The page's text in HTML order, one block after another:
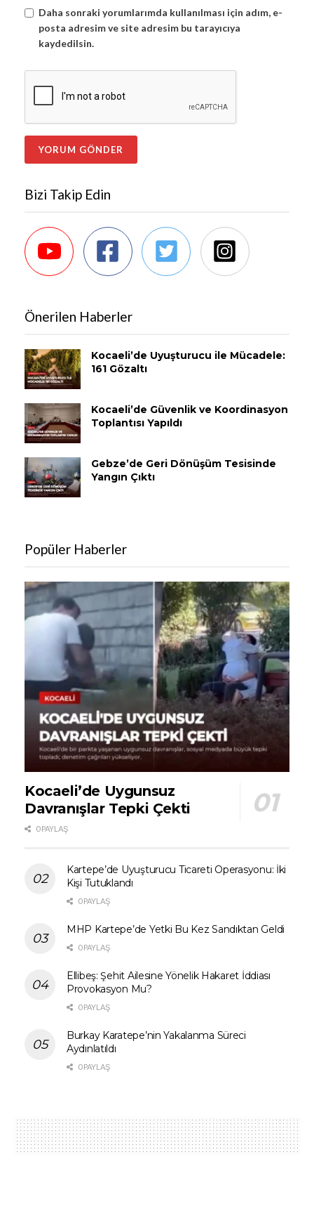
Daha sonraki yorumlarımda kullanılması için adım, e-
posta adresim ve site adresim bu tarayıcıya
kaydedilsin.
Bizi Takip Edin
Önerilen Haberler
Kocaeli’de Uyuşturucu ile Mücadele:
161 Gözaltı
Kocaeli’de Güvenlik ve Koordinasyon
Toplantısı Yapıldı
Gebze’de Geri Dönüşüm Tesisinde
Yangın Çıktı
Popüler Haberler
Kocaeli’de Uygunsuz
Davranışlar Tepki Çekti
0 PAYLAŞ
Kartepe’de Uyuşturucu Ticareti Operasyonu: İki
Kişi Tutuklandı
0 PAYLAŞ
MHP Kartepe’de Yetki Bu Kez Sandıktan Geldi
0 PAYLAŞ
Ellibeş: Şehit Ailesine Yönelik Hakaret İddiası
Provokasyon Mu?
0 PAYLAŞ
Burkay Karatepe’nin Yakalanma Süreci
Aydınlatıldı
0 PAYLAŞ